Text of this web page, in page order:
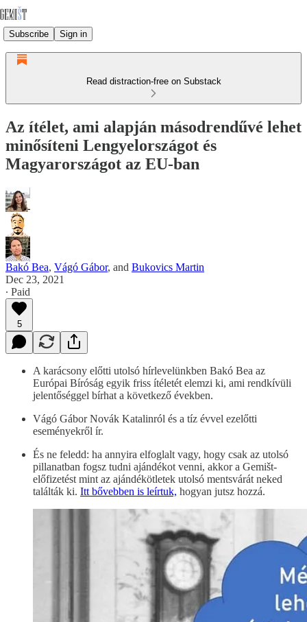
Subscribe Sign in
Read distraction-free on Substack
Az ítélet, ami alapján másodrendűvé lehet
minősíteni Lengyelországot és
Magyarországot az EU-ban
Bakó Bea, Vágó Gábor, and Bukovics Martin
Dec 23, 2021
∙ Paid
5
A karácsony előtti utolsó hírlevelünkben Bakó Bea az
Európai Bíróság egyik friss ítéletét elemzi ki, ami rendkívüli
jelentőséggel bírhat a következő években.
Vágó Gábor Novák Katalinról és a tíz évvel ezelőtti
eseményekről ír.
És ne feledd: ha annyira elfoglalt vagy, hogy csak az utolsó
pillanatban fogsz tudni ajándékot venni, akkor a Gemišt-
előfizetést mint az ajándékötletek utolsó mentsvárát neked
találták ki. Itt bővebben is leírtuk, hogyan jutsz hozzá.